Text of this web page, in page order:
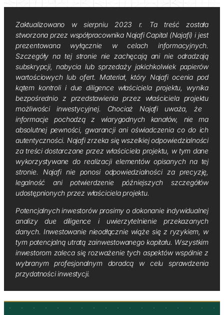
Zaktualizowano w sierpniu 2023 r. Ta treść została
stworzona przez współpracownika Najafi Capital (Najafi) i jest
prezentowana wyłącznie w celach informacyjnych.
Szczegóły na tej stronie nie zachęcają ani nie odradzają
subskrypcji, nabycia lub sprzedaży jakichkolwiek papierów
wartościowych lub ofert. Materiał, który Najafi ocenia pod
kątem kontroli i due diligence właściciela projektu, wynika
bezpośrednio z przedstawienia przez właściciela projektu
możliwości inwestycyjnej. Chociaż Najafi uważa, że ​​
informacje pochodzą z wiarygodnych kanałów, nie ma
absolutnej pewności, gwarancji ani oświadczenia co do ich
autentyczności. Najafi zrzeka się wszelkiej odpowiedzialności
za treści dostarczane przez właściciela projektu, w tym dane
wykorzystywane do realizacji elementów opisanych na tej
stronie. Najafi nie ponosi odpowiedzialności za precyzję,
legalność ani potwierdzenie późniejszych szczegółów
udostępnionych przez właściciela projektu.
Potencjalnych inwestorów prosimy o dokonanie indywidualnej
analizy due diligence i uwierzytelnienie przekazanych
danych. Inwestowanie nieodłącznie wiąże się z ryzykiem, w
tym potencjalną utratą zainwestowanego kapitału. Wszystkim
inwestorom zaleca się rozważenie tych aspektów wspólnie z
wybranym profesjonalnym doradcą w celu sprawdzenia
przydatności inwestycji.